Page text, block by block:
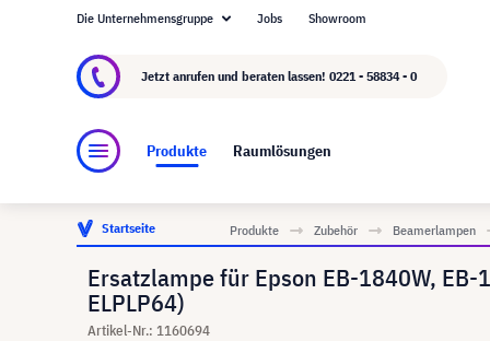
Über visunext.de
Die Unternehmensgruppe Jobs Showroom
Jetzt anrufen und beraten lassen! 0221 - 58834 - 0
Produkte Raumlösungen
Startseite Produkte Zubehör Beamerlampen
Ersatzlampe für Epson EB-1840W,
ELPLP64)
Artikel-Nr.: 1160694